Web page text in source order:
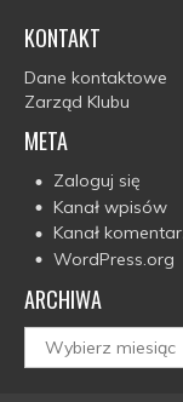
KONTAKT
Dane kontaktowe
Zarząd Klubu
META
Zaloguj się
Kanał wpisów
Kanał
WordPress.org
ARCHIWA
Archiwa